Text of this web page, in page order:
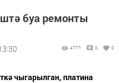
буа ремонты
4771 0 0
чыгарылган, платина